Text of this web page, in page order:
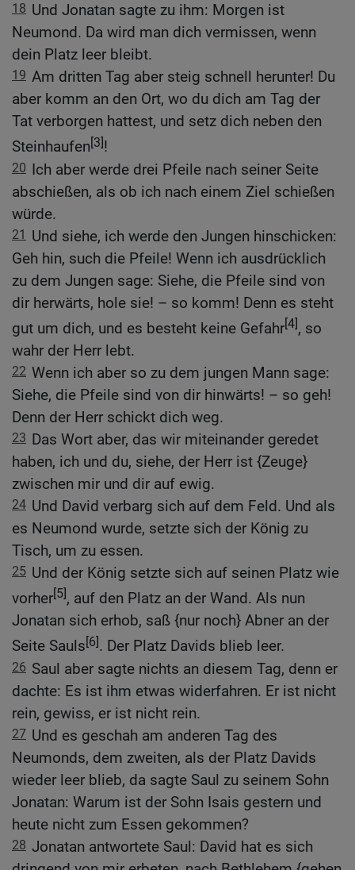
18 Und Jonatan sagte zu ihm: Morgen ist
Neumond. Da wird man dich vermissen, wenn
dein Platz leer bleibt.
19 Am dritten Tag aber steig schnell herunter! Du
aber komm an den Ort, wo du dich am Tag der
Tat verborgen hattest, und setz dich neben den
Steinhaufen[3]!
20 Ich aber werde drei Pfeile nach seiner Seite
abschießen, als ob ich nach einem Ziel schießen
würde.
21 Und siehe, ich werde den Jungen hinschicken:
Geh hin, such die Pfeile! Wenn ich ausdrücklich
zu dem Jungen sage: Siehe, die Pfeile sind von
dir herwärts, hole sie! – so komm! Denn es steht
gut um dich, und es besteht keine Gefahr[4], so
wahr der Herr lebt.
22 Wenn ich aber so zu dem jungen Mann sage:
Siehe, die Pfeile sind von dir hinwärts! – so geh!
Denn der Herr schickt dich weg.
23 Das Wort aber, das wir miteinander geredet
haben, ich und du, siehe, der Herr ist {Zeuge}
zwischen mir und dir auf ewig.
24 Und David verbarg sich auf dem Feld. Und als
es Neumond wurde, setzte sich der König zu
Tisch, um zu essen.
25 Und der König setzte sich auf seinen Platz wie
vorher[5], auf den Platz an der Wand. Als nun
Jonatan sich erhob, saß {nur noch} Abner an der
Seite Sauls[6]. Der Platz Davids blieb leer.
26 Saul aber sagte nichts an diesem Tag, denn er
dachte: Es ist ihm etwas widerfahren. Er ist nicht
rein, gewiss, er ist nicht rein.
27 Und es geschah am anderen Tag des
Neumonds, dem zweiten, als der Platz Davids
wieder leer blieb, da sagte Saul zu seinem Sohn
Jonatan: Warum ist der Sohn Isais gestern und
heute nicht zum Essen gekommen?
28 Jonatan antwortete Saul: David hat es sich